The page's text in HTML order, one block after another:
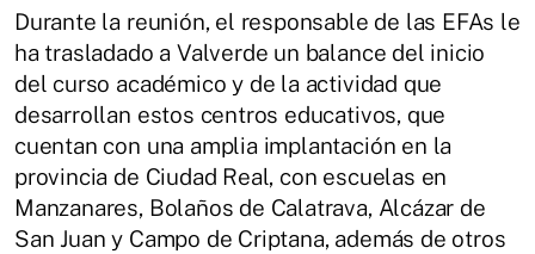
Durante la reunión, el responsable de las EFAs le
ha trasladado a Valverde un balance del inicio
del curso académico y de la actividad que
desarrollan estos centros educativos, que
cuentan con una amplia implantación en la
provincia de Ciudad Real, con escuelas en
Manzanares, Bolaños de Calatrava, Alcázar de
San Juan y Campo de Criptana, además de otros